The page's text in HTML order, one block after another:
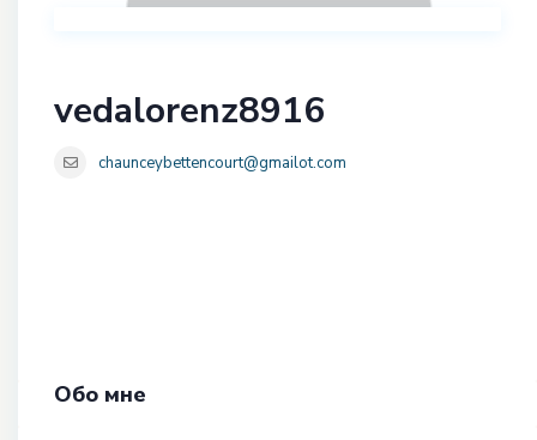
vedalorenz8916
chaunceybettencourt@gmailot.com
Обо мне